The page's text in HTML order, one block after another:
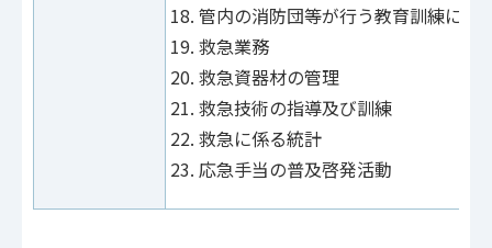
管内の消防団等が行う教育訓練に対
救急業務
救急資器材の管理
救急技術の指導及び訓練
救急に係る統計
応急手当の普及啓発活動